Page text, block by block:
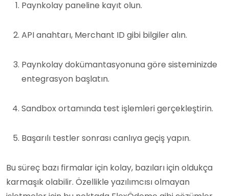
Paynkolay paneline kayıt olun.
API anahtarı, Merchant ID gibi bilgiler alın.
Paynkolay dokümantasyonuna göre sisteminizde
entegrasyon başlatın.
Sandbox ortamında test işlemleri gerçekleştirin.
Başarılı testler sonrası canlıya geçiş yapın.
Bu süreç bazı firmalar için kolay, bazıları için oldukça
karmaşık olabilir. Özellikle yazılımcısı olmayan